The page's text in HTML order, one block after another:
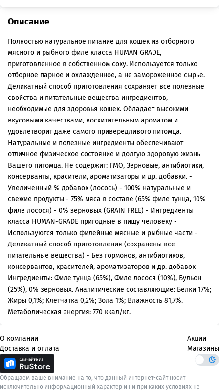
Описание
Полностью натуральное питание для кошек из отборного
мясного и рыбного филе класса HUMAN GRADE,
приготовленное в собственном соку. Используется только
отборное парное и охлажденное, а не замороженное сырье.
Деликатный способ приготовления сохраняет все полезные
свойства и питательные вещества ингредиентов,
необходимые для здоровья кошек. Обладает высокими
вкусовыми качествами, восхитительным ароматом и
удовлетворит даже самого привередливого питомца.
Натуральные и полезные ингредиенты обеспечивают
отличное физическое состояние и долгую здоровую жизнь
Вашего питомца. Не содержит: ГМО, Зерновые, антибиотики,
консерванты, красители, ароматизаторы и др. добавки. -
Увеличенный % добавок (лосось) - 100% натуральные и
свежие продукты - 75% мяса в составе (65% филе тунца, 10%
филе лосося) - 0% зерновых (GRAIN FREE) - Ингредиенты
класса HUMAN-GRADE пригодные в пищу человеку -
Используются только филейные мясные и рыбные части -
Деликатный способ приготовления (cохранены все
питательные вещества) - Без гормонов, антибиотиков,
консервантов, красителей, ароматизаторов и др. добавок
Ингредиенты: Филе тунца (65%), Филе лосося (10%), Бульон
(25%), 0% зерновых. Аналитические составляющие: Белки 17%;
Жиры 0,1%; Клетчатка 0,2%; Зола 1%; Влажность 81,7%.
Метаболическая энергия: 770 ккал/кг.
О компании
Доставка и оплата
Акции
Магазины
Обращаем ваше внимание на то, что данный интернет-сайт носит
исключительно информационный характер и ни при каких условиях не